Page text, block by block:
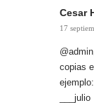
Cesar
17
copias
ejemplo:
___julio